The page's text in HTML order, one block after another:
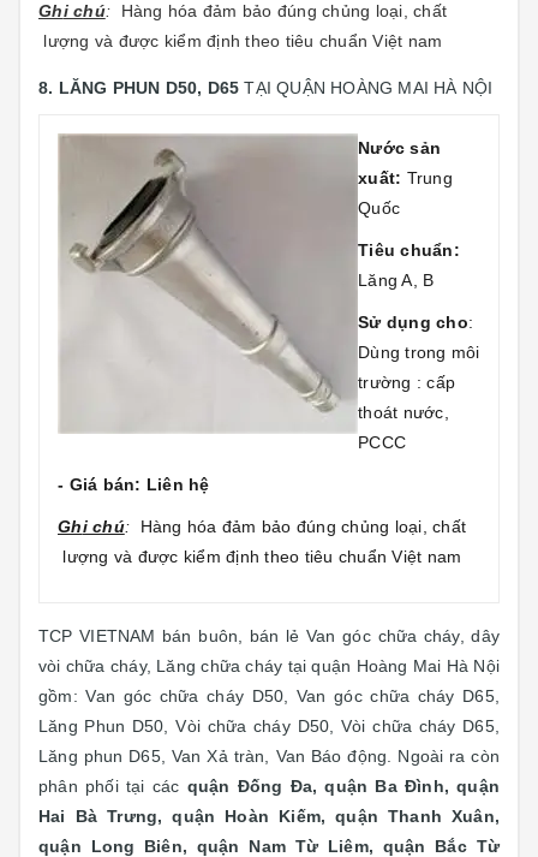
Ghi chú: Hàng hóa đảm bảo đúng chủng loại, chất
lượng và được kiểm định theo tiêu chuẩn Việt nam
8. LĂNG PHUN D50, D65TẠI QUẬN HOÀNG MAI HÀ NỘI
Nước sản
xuất: Trung
Quốc
Tiêu chuẩn:
Lăng A, B
Sử dụng cho:
Dùng trong môi
trường : cấp
thoát nước,
PCCC
- Giá bán: Liên hệ
Ghi chú: Hàng hóa đảm bảo đúng chủng loại, chất
lượng và được kiểm định theo tiêu chuẩn Việt nam
TCP VIETNAM bán buôn, bán lẻ Van góc chữa cháy, dây
vòi chữa cháy, Lăng chữa cháy tại quận Hoàng Mai Hà Nội
gồm: Van góc chữa cháy D50, Van góc chữa cháy D65,
Lăng Phun D50, Vòi chữa cháy D50, Vòi chữa cháy D65,
Lăng phun D65, Van Xả tràn, Van Báo động. Ngoài ra còn
phân phối tại các quận Đống Đa, quận Ba Đình, quận
Hai Bà Trưng, quận Hoàn Kiếm, quận Thanh Xuân,
quận Long Biên, quận Nam Từ Liêm, quận Bắc Từ